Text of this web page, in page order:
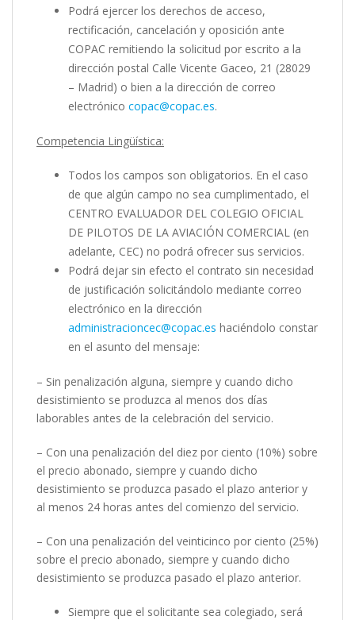
Podrá ejercer los derechos de acceso,
rectificación, cancelación y oposición ante
COPAC remitiendo la solicitud por escrito a la
dirección postal Calle Vicente Gaceo, 21 (28029
– Madrid) o bien a la dirección de correo
electrónico copac@copac.es.
Competencia Lingüística:
Todos los campos son obligatorios. En el caso
de que algún campo no sea cumplimentado, el
CENTRO EVALUADOR DEL COLEGIO OFICIAL
DE PILOTOS DE LA AVIACIÓN COMERCIAL (en
adelante, CEC) no podrá ofrecer sus servicios.
Podrá dejar sin efecto el contrato sin necesidad
de justificación solicitándolo mediante correo
electrónico en la dirección
administracioncec@copac.es haciéndolo constar
en el asunto del mensaje:
– Sin penalización alguna, siempre y cuando dicho
desistimiento se produzca al menos dos días
laborables antes de la celebración del servicio.
– Con una penalización del diez por ciento (10%) sobre
el precio abonado, siempre y cuando dicho
desistimiento se produzca pasado el plazo anterior y
al menos 24 horas antes del comienzo del servicio.
– Con una penalización del veinticinco por ciento (25%)
sobre el precio abonado, siempre y cuando dicho
desistimiento se produzca pasado el plazo anterior.
Siempre que el solicitante sea colegiado, será